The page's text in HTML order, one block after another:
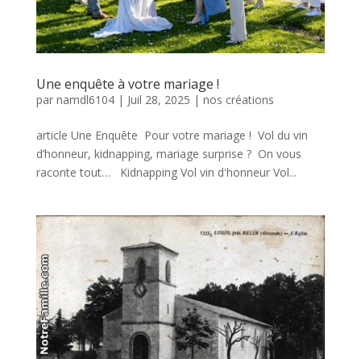
Une enquête à votre mariage !
par namdl6104| Juil 28, 2025 | nos créations
article Une Enquête Pour votre mariage ! Vol du vin
d’honneur, kidnapping, mariage surprise ? On vous
raconte tout… Kidnapping Vol vin d'honneur Vol...